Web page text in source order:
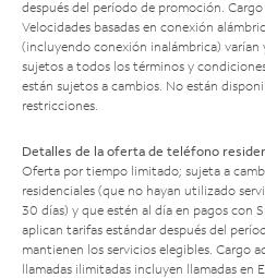
después del período de promoción.
Velocidades basadas en conexión
(incluyendo conexión inalámbrica) varían
sujetos a todos los términos y
están sujetos a cambios. No están
restricciones.
Detalles de la oferta de teléfono
Oferta por tiempo limitado; sujeta a
residenciales (que no hayan utilizado
30 días) y que estén al día en pagos con
aplican tarifas estándar después del
mantienen los servicios elegibles. Cargo
llamadas ilimitadas incluyen llamadas en